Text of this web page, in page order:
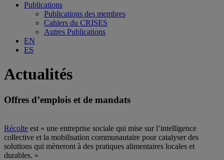
Publications
Publications des membres
Cahiers du CRISES
Autres Publications
EN
ES
Actualités
Offres d’emplois et de mandats
Récolte est « une entreprise sociale qui mise sur l’intelligence
collective et la mobilisation communautaire pour catalyser des
solutions qui mèneront à des pratiques alimentaires locales et
durables. »